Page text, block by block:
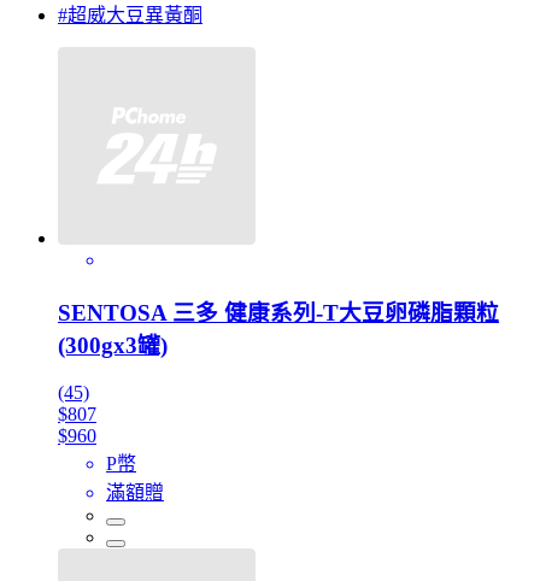
#超威大豆異黃酮
SENTOSA 三多 健康系列-T大豆卵磷脂顆粒
(300gx3罐)
(45)
$807
$960
P幣
滿額贈